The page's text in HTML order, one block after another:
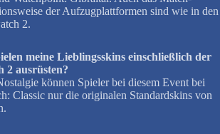
der Aufzugplattformen sind wie in den
2.
meine Lieblingsskins einschließlich der
2 ausrüsten?
können Spieler bei diesem Event bei
Classic nur die originalen Standardskins von